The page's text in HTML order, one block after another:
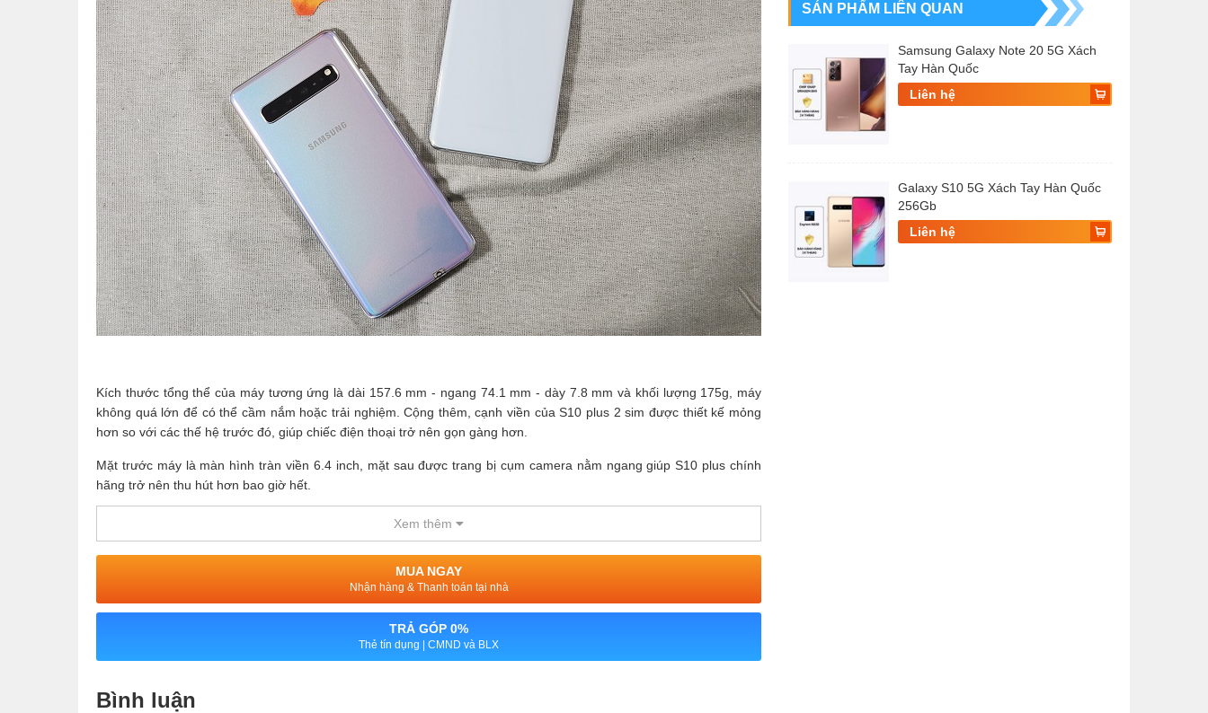
Kích thước tổng thể của máy tương ứng là dài 157.6 mm - ngang 74.1 mm - dày 7.8 mm và khối lượng 175g, máy
không quá lớn để có thể cầm nắm hoặc trải nghiệm. Cộng thêm, cạnh viền của S10 plus 2 sim được thiết kế mỏng
hơn so với các thế hệ trước đó, giúp chiếc điện thoại trở nên gọn gàng hơn.
Mặt trước máy là màn hình tràn viền 6.4 inch, mặt sau được trang bị cụm camera nằm ngang giúp S10 plus chính
hãng trở nên thu hút hơn bao giờ hết.
Xem thêm
MUA NGAY
Nhận hàng & Thanh toán tại nhà
TRẢ GÓP 0%
Thẻ tín dụng | CMND và BLX
Bình luận
SẢN PHẨM LIÊN QUAN
Samsung Galaxy Note 20 5G Xách
Tay Hàn Quốc
Liên hệ
Galaxy S10 5G Xách Tay Hàn Quốc
256Gb
Liên hệ